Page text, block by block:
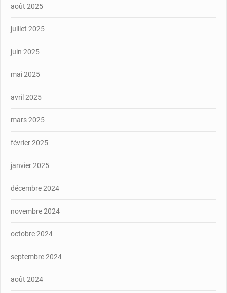
août 2025
juillet 2025
juin 2025
mai 2025
avril 2025
mars 2025
février 2025
janvier 2025
décembre 2024
novembre 2024
octobre 2024
septembre 2024
août 2024